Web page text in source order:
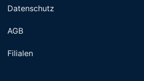
Datenschutz
AGB
Filialen